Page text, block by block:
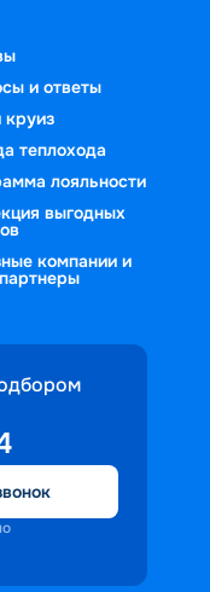
и ответы
круиз
теплохода
лояльности
выгодных
компании и